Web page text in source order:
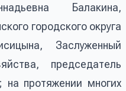
Балакина,
городского округа
Заслуженный
председатель
на протяжении многих